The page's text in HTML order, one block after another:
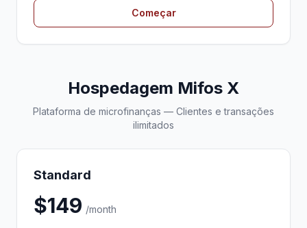
Começar
Hospedagem Mifos X
Plataforma de microfinanças — Clientes e transações
ilimitados
Standard
$149 /month